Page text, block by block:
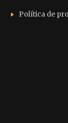
Política de